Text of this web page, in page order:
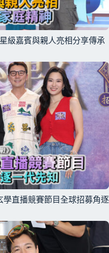
級嘉賓與親人亮相分享傳承
學直播競賽節目全球招募角逐